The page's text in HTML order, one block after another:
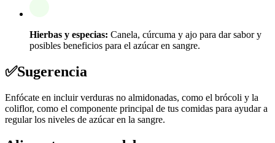
Hierbas y especias: Canela, cúrcuma y ajo para dar sabor y
posibles beneficios para el azúcar en sangre.
✅Sugerencia
Enfócate en incluir verduras no almidonadas, como el brócoli y la
coliflor, como el componente principal de tus comidas para ayudar a
regular los niveles de azúcar en la sangre.